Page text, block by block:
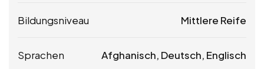
Bildungsniveau Mittlere Reife
Sprachen Afghanisch, Deutsch, Englisch